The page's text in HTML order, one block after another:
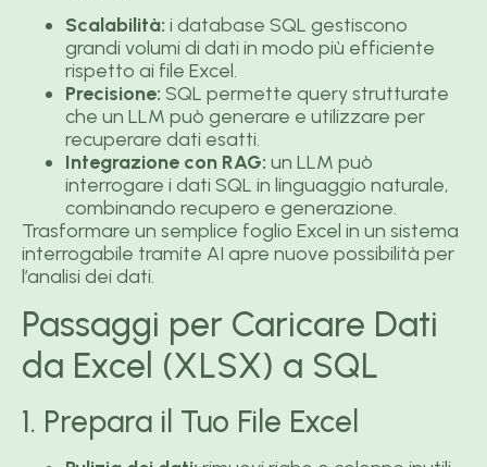
Scalabilità: i database SQL gestiscono
grandi volumi di dati in modo più efficiente
rispetto ai file Excel.
Precisione: SQL permette query strutturate
che un LLM può generare e utilizzare per
recuperare dati esatti.
Integrazione con RAG: un LLM può
interrogare i dati SQL in linguaggio naturale,
combinando recupero e generazione.
Trasformare un semplice foglio Excel in un sistema
interrogabile tramite AI apre nuove possibilità per
l’analisi dei dati.
Passaggi per Caricare Dati
da Excel (XLSX) a SQL
1. Prepara il Tuo File Excel